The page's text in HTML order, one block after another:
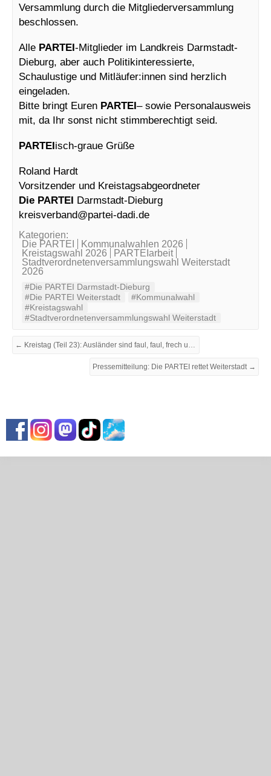
Versammlung durch die Mitgliederversammlung
beschlossen.
Alle PARTEI-Mitglieder im Landkreis Darmstadt-
Dieburg, aber auch Politikinteressierte,
Schaulustige und Mitläufer:innen sind herzlich
eingeladen.
Bitte bringt Euren PARTEI– sowie Personalausweis
mit, da Ihr sonst nicht stimmberechtigt seid.
PARTEIisch-graue Grüße
Roland Hardt
Vorsitzender und Kreistagsabgeordneter
Die PARTEI Darmstadt-Dieburg
kreisverband@partei-dadi.de
Kategorien:
Die PARTEI
Kommunalwahlen 2026
Kreistagswahl 2026
PARTEIarbeit
Stadtverordnetenversammlungswahl Weiterstadt
2026
#Die PARTEI Darmstadt-Dieburg
#Die PARTEI Weiterstadt
#Kommunalwahl
#Kreistagswahl
#Stadtverordnetenversammlungswahl Weiterstadt
Pressemitteilung: Die PARTEI rettet Weiterstadt →